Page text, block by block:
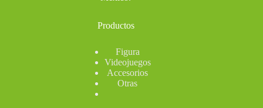
Productos
Figura
Videojuegos
Accesorios
Otras